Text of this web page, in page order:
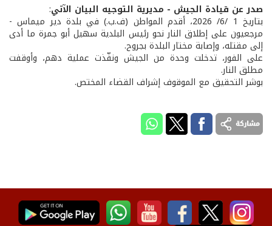
صدر عن قيادة الجيش - مديرية التوجيه البيان الآتي:
بتاريخ 1 /6/ 2026، أقدم المواطن (ف.ب.) في بلدة دير ميماس -
مرجعيون على إطلاق النار نحو رئيس البلدية سهيل أبو جمرة ما أدى
إلى مقتله، وإصابة مختار البلدة بجروح.
على الفور، تدخلت وحدة من الجيش ونفّذت عملية دهم، وأوقفت
مطلق النار.
بوشر التحقيق مع الموقوف إشراف القضاء المختص.